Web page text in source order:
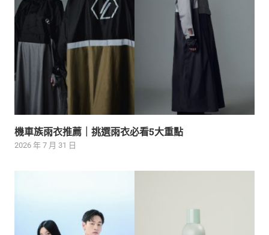
機車族雨衣推薦｜挑選雨衣必看5大重點
2026 年 7 月 31 日